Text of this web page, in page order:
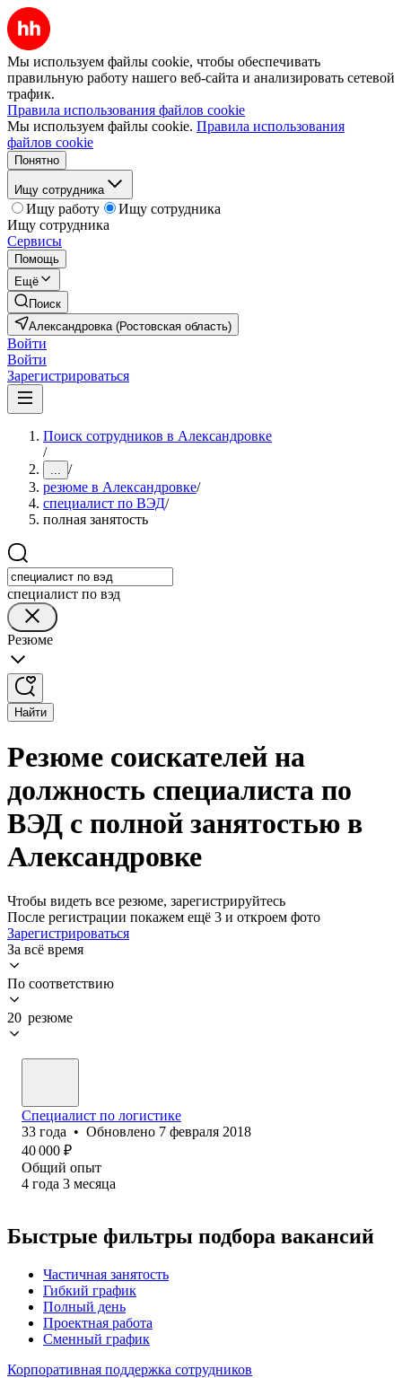
Мы используем файлы cookie, чтобы обеспечивать
правильную работу нашего веб-сайта и анализировать сетевой
трафик.
Правила использования файлов cookie
Мы используем файлы cookie. Правила использования
файлов cookie
Понятно
Ищу сотрудника
Ищу работу
Ищу сотрудника
Ищу сотрудника
Сервисы
Помощь
Ещё
Поиск
Александровка (Ростовская область)
Войти
Войти
Зарегистрироваться
Поиск сотрудников в Александровке
/
... /
резюме в Александровке/
специалист по ВЭД/
полная занятость
специалист по вэд
Резюме
Найти
Резюме соискателей на
должность специалиста по
ВЭД с полной занятостью в
Александровке
Чтобы видеть все резюме, зарегистрируйтесь
После регистрации покажем ещё 3 и откроем фото
Зарегистрироваться
За всё время
По соответствию
20 резюме
Специалист по логистике
33 года • Обновлено 7 февраля 2018
40 000 ₽
Общий опыт
4 года 3 месяца
Быстрые фильтры подбора вакансий
Частичная занятость
Гибкий график
Полный день
Проектная работа
Сменный график
Корпоративная поддержка сотрудников